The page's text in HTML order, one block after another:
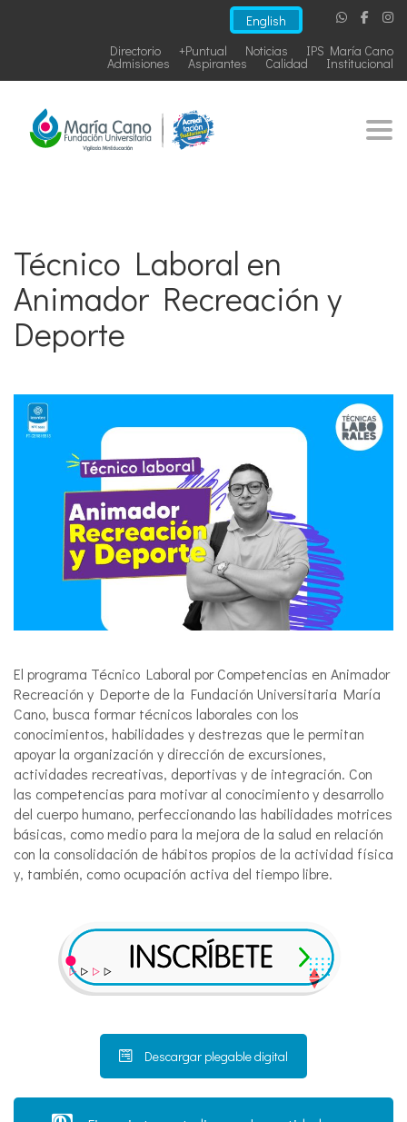
English
IPS María Cano
Noticias
+Puntual
Directorio
Institucional
Calidad
Aspirantes
Admisiones
Técnico Laboral en
Animador Recreación y
Deporte
El programa Técnico Laboral por Competencias en Animador
Recreación y Deporte de la Fundación Universitaria María
Cano, busca formar técnicos laborales con los
conocimientos, habilidades y destrezas que le permitan
apoyar la organización y dirección de excursiones,
actividades recreativas, deportivas y de integración. Con
las competencias para motivar al conocimiento y desarrollo
del cuerpo humano, perfeccionando las habilidades motrices
básicas, como medio para la mejora de la salud en relación
con la consolidación de hábitos propios de la actividad física
y, también, como ocupación activa del tiempo libre.
Descargar plegable digital